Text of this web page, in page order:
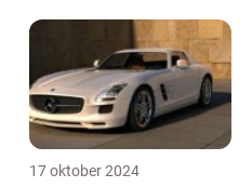
17 oktober 2024